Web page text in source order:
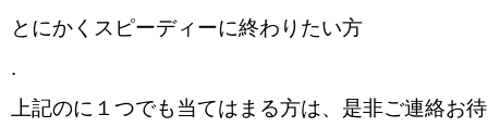
️とにかくスピーディーに終わりたい方
.
上記の️に１つでも当てはまる方は、是非ご連絡お